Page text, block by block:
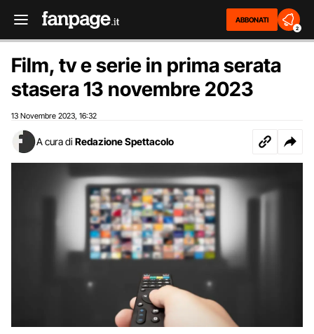
ABBONATI
2
Film, tv e serie in prima serata
stasera 13 novembre 2023
13 Novembre 2023 16:32
A cura di Redazione Spettacolo